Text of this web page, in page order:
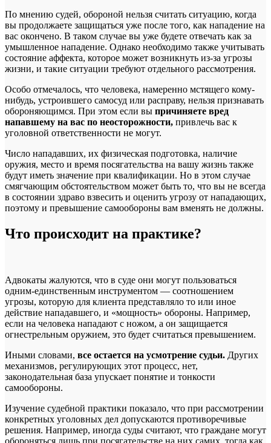
По мнению судей, обороной нельзя считать ситуацию, когда
вы продолжаете защищаться уже после того, как нападение на
вас окончено. В таком случае вы уже будете отвечать как за
умышленное нападение. Однако необходимо также учитывать
состояние аффекта, которое может возникнуть из-за угрозы
жизни, и такие ситуации требуют отдельного рассмотрения.
Особо отмечалось, что человека, намеренно мстящего кому-
нибудь, устроившего самосуд или расправу, нельзя признавать
обороняющимся. При этом если вы причиняете вред
напавшему на вас по неосторожности, привлечь вас к
уголовной ответственности не могут.
Число нападавших, их физическая подготовка, наличие
оружия, место и время посягательства на вашу жизнь также
будут иметь значение при квалификации. Но в этом случае
смягчающим обстоятельством может быть то, что вы не всегда
в состоянии здраво взвесить и оценить угрозу от нападающих,
поэтому и превышение самообороны вам вменять не должны.
Что происходит на практике?
Адвокаты жалуются, что в суде они могут пользоваться
одним-единственным инструментом — соотношением
угрозы, которую для клиента представляло то или иное
действие нападавшего, и «мощность» обороны. Например,
если на человека нападают с ножом, а он защищается
огнестрельным оружием, это будет считаться превышением.
Иными словами, все остается на усмотрение судьи. Других
механизмов, регулирующих этот процесс, нет,
законодательная база упускает понятие и тонкости
самообороны.
Изучение судебной практики показало, что при рассмотрении
конкретных уголовных дел допускаются противоречивые
решения. Например, иногда суды считают, что граждане могут
обороняться лишь при посягательстве на них самих, тогда как